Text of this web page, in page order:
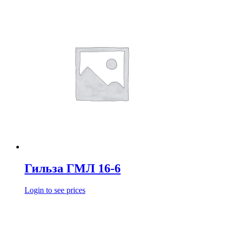
Гильза ГМЛ 16-6
Login to see prices